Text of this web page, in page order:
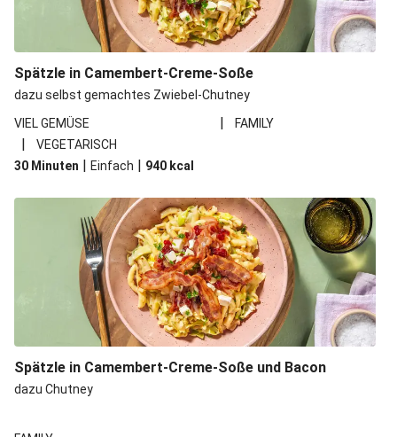
Spätzle in Camembert-Creme-Soße
dazu selbst gemachtes Zwiebel-Chutney
VIEL GEMÜSE
| FAMILY
|
VEGETARISCH
30 Minuten | Einfach | 940 kcal
Spätzle in Camembert-Creme-Soße und Bacon
dazu Chutney